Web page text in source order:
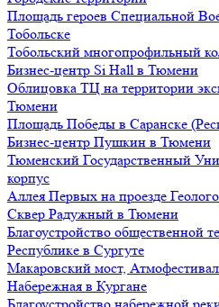
Площадь героев Специальной
Тобольске
Тобольский многопрофильный
Бизнес-центр Si Hall в Тюмени
Облицовка ТЦ на территории
Тюмени
Площадь Победы в Саранске
Бизнес-центр Пушкин в Тюмени
Тюменский Государственный
корпус
Аллея Первых на проезде
Сквер Радужный в Тюмени
Благоустройство общественной
Республике в Сургуте
Макаровский мост,
Набережная в Кургане